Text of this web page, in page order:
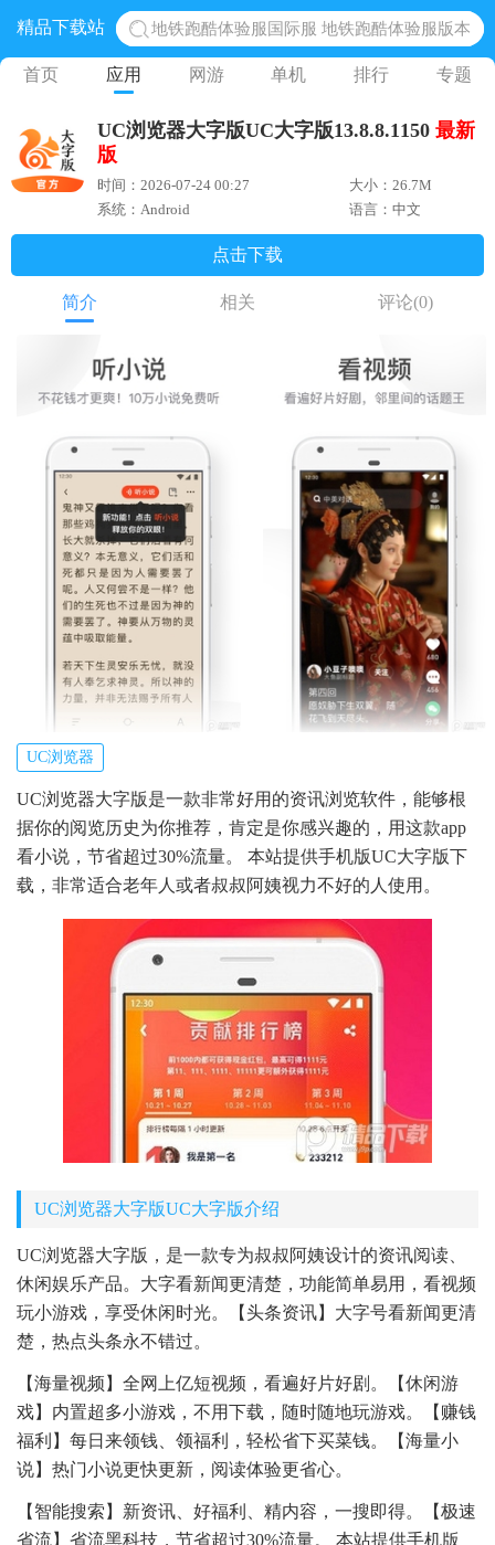
精品下载站
地铁跑酷体验服国际服 地铁跑酷体验服版本
网易光遇手游正版 点亮星空共庆周年
蛋仔派对下载 蛋仔派对体验服
首页 应用 网游 单机 排行 专题
UC浏览器大字版UC大字版13.8.8.1150 最新
版
时间：2026-07-24 00:27
大小：26.7M
系统：Android
语言：中文
点击下载
简介 相关 评论(0)
UC浏览器
UC浏览器大字版是一款非常好用的资讯浏览软件，能够根
据你的阅览历史为你推荐，肯定是你感兴趣的，用这款app
看小说，节省超过30%流量。 本站提供手机版UC大字版下
载，非常适合老年人或者叔叔阿姨视力不好的人使用。
UC浏览器大字版UC大字版介绍
UC浏览器大字版，是一款专为叔叔阿姨设计的资讯阅读、
休闲娱乐产品。大字看新闻更清楚，功能简单易用，看视频
玩小游戏，享受休闲时光。【头条资讯】大字号看新闻更清
楚，热点头条永不错过。
【海量视频】全网上亿短视频，看遍好片好剧。【休闲游
戏】内置超多小游戏，不用下载，随时随地玩游戏。【赚钱
福利】每日来领钱、领福利，轻松省下买菜钱。【海量小
说】热门小说更快更新，阅读体验更省心。
【智能搜索】新资讯、好福利、精内容，一搜即得。【极速
省流】省流黑科技，节省超过30%流量。 本站提供手机版